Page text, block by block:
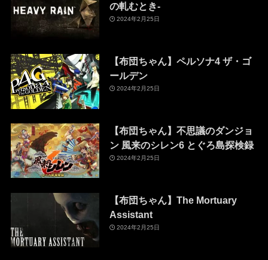
の軋むとき-
2024年2月25日
【布団ちゃん】ペルソナ4 ザ・ゴ
ールデン
2024年2月25日
【布団ちゃん】不思議のダンジョ
ン 風来のシレン6 とぐろ島探検録
2024年2月25日
【布団ちゃん】The Mortuary
Assistant
2024年2月25日